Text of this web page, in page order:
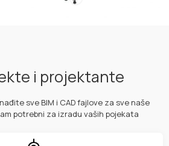
i projektante
sve BIM i CAD fajlove za sve naše
potrebni za izradu vaših pojekata